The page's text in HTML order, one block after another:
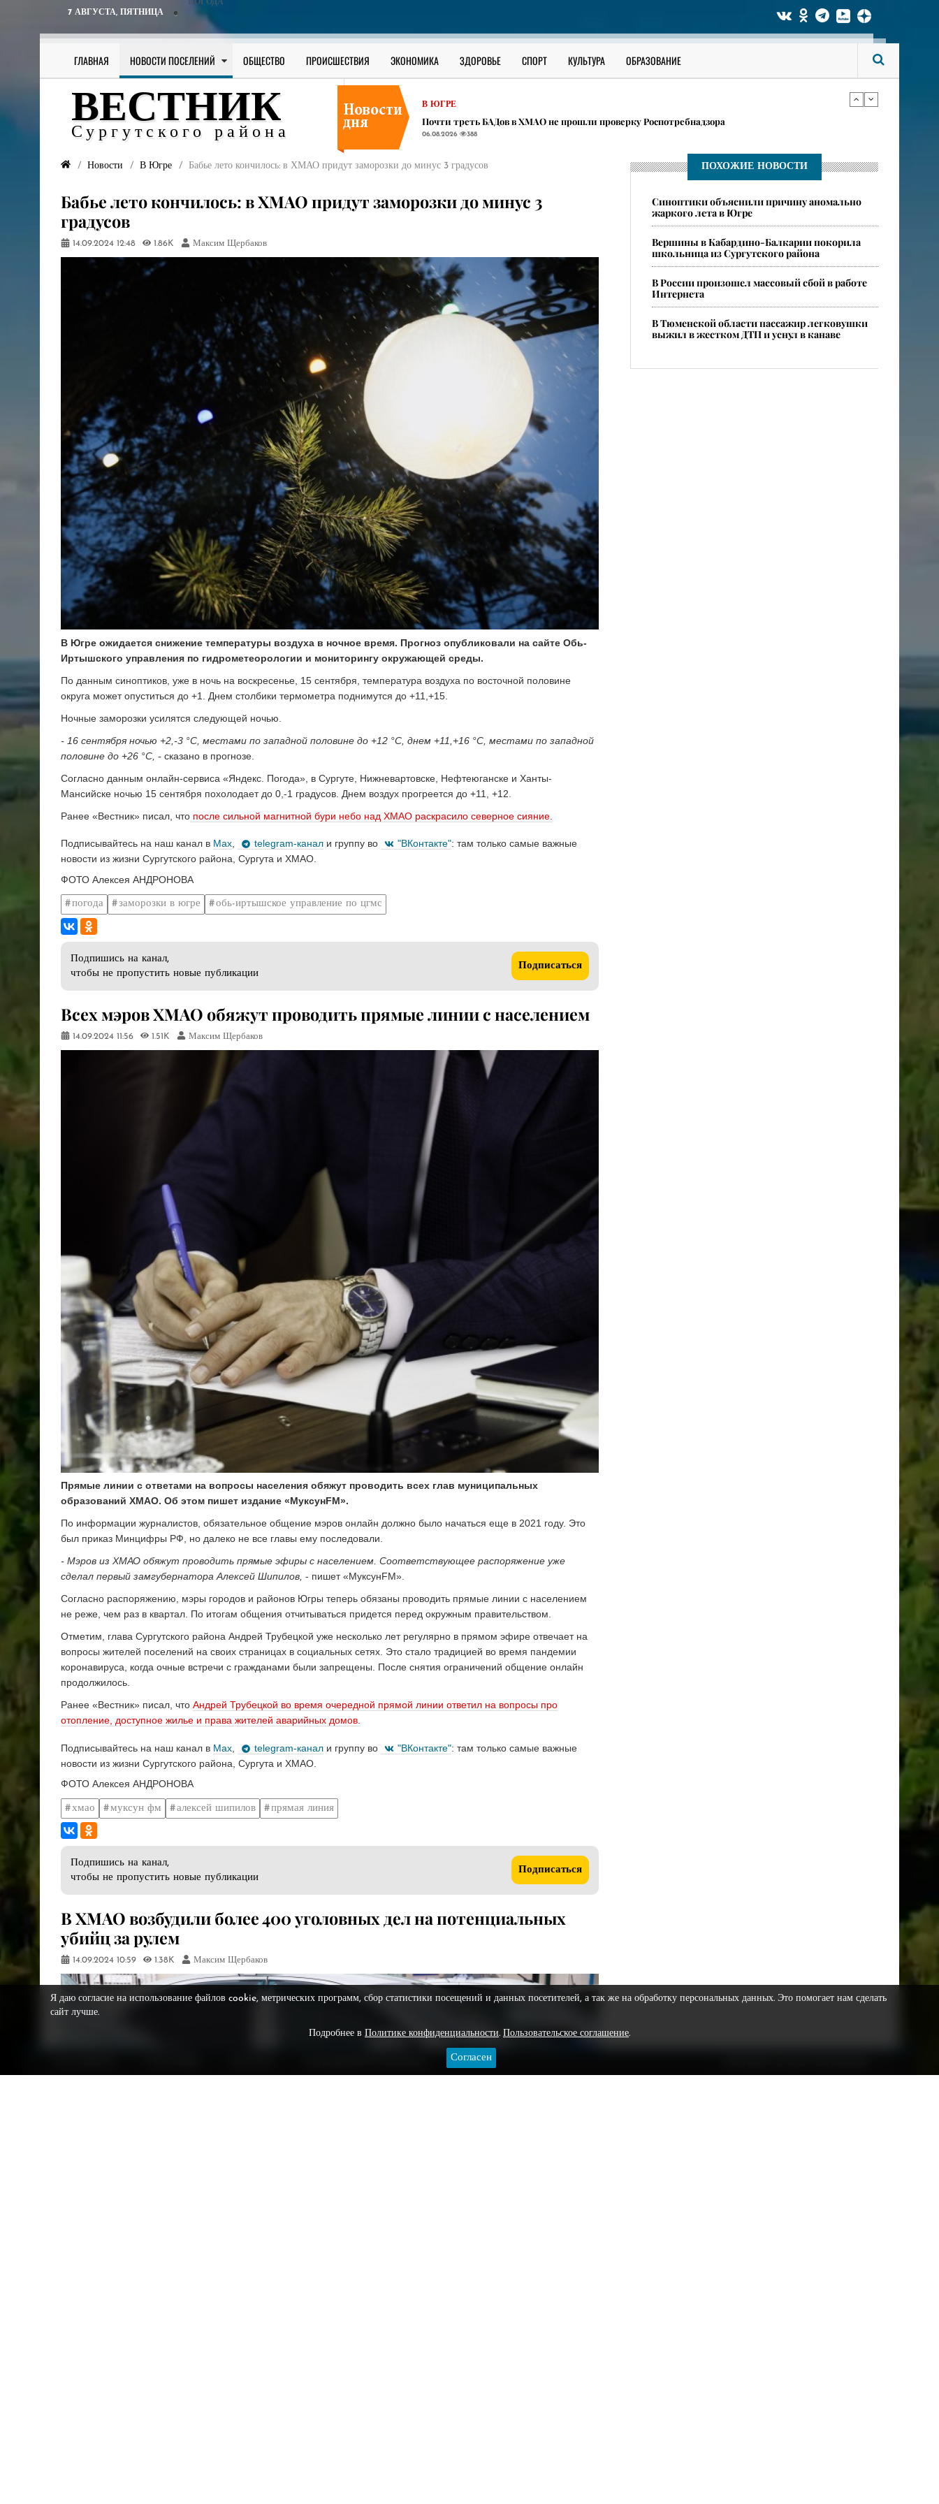
7 АВГУСТА, ПЯТНИЦА
ПОГОДА
ГЛАВНАЯ НОВОСТИ ПОСЕЛЕНИЙ ОБЩЕСТВО ПРОИСШЕСТВИЯ ЭКОНОМИКА ЗДОРОВЬЕ СПОРТ КУЛЬТУРА ОБРАЗОВАНИЕ
ВЕСТНИК
Сургутского района
06.08.2026 382
06.08.2026 388
Школьник из села в ЯНАО взламывал за деньги аккаунты на «Госуслугах»
06.08.2026 382
Как уберечь ребенка от наркотиков: разбор в карточках
Новости В Югре Бабье лето кончилось: в ХМАО придут заморозки до минус 3 градусов
Бабье лето кончилось: в ХМАО придут заморозки до минус 3
градусов
14.09.2024 12:48 1.86K Максим Щербаков
В Югре ожидается снижение температуры воздуха в ночное время. Прогноз опубликовали на сайте Обь-
Иртышского управления по гидрометеорологии и мониторингу окружающей среды.
По данным синоптиков, уже в ночь на воскресенье, 15 сентября, температура воздуха по восточной половине
округа может опуститься до +1. Днем столбики термометра поднимутся до +11,+15.
Ночные заморозки усилятся следующей ночью.
- 16 сентября ночью +2,-3 °С, местами по западной половине до +12 °С, днем +11,+16 °С, местами по западной
половине до +26 °С, - сказано в прогнозе.
Согласно данным онлайн-сервиса «Яндекс. Погода», в Сургуте, Нижневартовске, Нефтеюганске и Ханты-
Мансийске ночью 15 сентября похолодает до 0,-1 градусов. Днем воздух прогреется до +11, +12.
Ранее «Вестник» писал, что после сильной магнитной бури небо над ХМАО раскрасило северное сияние.
Подписывайтесь на наш канал в Max, telegram-канал и группу во "ВКонтакте": там только самые важные
новости из жизни Сургутского района, Сургута и ХМАО.
ФОТО Алексея АНДРОНОВА
погода заморозки в югре обь-иртышское управление по цгмс
Подпишись на канал,
чтобы не пропустить новые публикации
Подписаться
Всех мэров ХМАО обяжут проводить прямые линии с населением
14.09.2024 11:56 1.51K Максим Щербаков
Прямые линии с ответами на вопросы населения обяжут проводить всех глав муниципальных
образований ХМАО. Об этом пишет издание «МуксунFM».
По информации журналистов, обязательное общение мэров онлайн должно было начаться еще в 2021 году. Это
был приказ Минцифры РФ, но далеко не все главы ему последовали.
- Мэров из ХМАО обяжут проводить прямые эфиры с населением. Соответствующее распоряжение уже
сделал первый замгубернатора Алексей Шипилов, - пишет «МуксунFM».
Согласно распоряжению, мэры городов и районов Югры теперь обязаны проводить прямые линии с населением
не реже, чем раз в квартал. По итогам общения отчитываться придется перед окружным правительством.
Отметим, глава Сургутского района Андрей Трубецкой уже несколько лет регулярно в прямом эфире отвечает на
вопросы жителей поселений на своих страницах в социальных сетях. Это стало традицией во время пандемии
коронавируса, когда очные встречи с гражданами были запрещены. После снятия ограничений общение онлайн
продолжилось.
Ранее «Вестник» писал, что Андрей Трубецкой во время очередной прямой линии ответил на вопросы про
отопление, доступное жилье и права жителей аварийных домов.
Подписывайтесь на наш канал в Max telegram-канал и группу во "ВКонтакте": там только самые важные
новости из жизни Сургутского района, Сургута и ХМАО.
ФОТО Алексея АНДРОНОВА
хмао муксун фм алексей шипилов прямая линия
Подпишись на канал,
чтобы не пропустить новые публикации
Подписаться
В ХМАО возбудили более 400 уголовных дел на потенциальных
убийц за рулем
14.09.2024 10:59 1.38K Максим Щербаков
ПОХОЖИЕ НОВОСТИ
​Синоптики объяснили причину аномально
жаркого лета в Югре
​Вершины в Кабардино-Балкарии покорила
школьница из Сургутского района
​В России произошел массовый сбой в работе
Интернета
В Тюменской области пассажир легковушки
выжил в жестком ДТП и уснул в канаве
Я даю согласие на использование файлов cookie, метрических программ, сбор статистики посещений и данных посетителей, а так же на обработку персональных данных. Это помогает нам сделать
сайт лучше.
Подробнее в Политике конфиденциальности. Пользовательское соглашение.
Согласен